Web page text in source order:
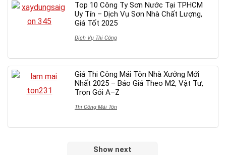
Top 10 Công Ty Sơn Nước Tại TPHCM
Uy Tín – Dịch Vụ Sơn Nhà Chất Lượng,
Giá Tốt 2025
Dịch Vụ Thi Công
Giá Thi Công Mái Tôn Nhà Xưởng Mới
Nhất 2025 – Báo Giá Theo M2, Vật Tư,
Trọn Gói A–Z
Thi Công Mái Tôn
Show next